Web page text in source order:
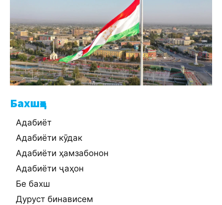
Бахшҳо
Адабиёт
Адабиёти кӯдак
Адабиёти ҳамзабонон
Адабиёти ҷаҳон
Бе бахш
Дуруст бинависем